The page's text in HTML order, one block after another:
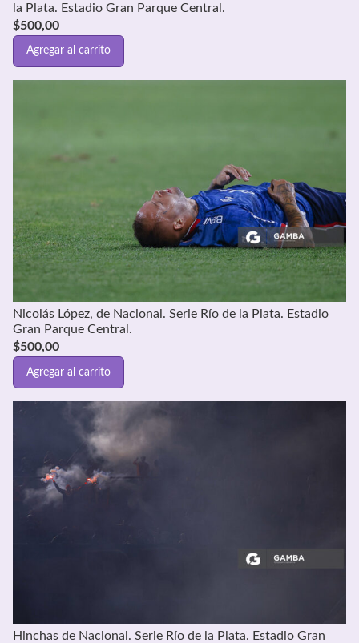
la Plata. Estadio Gran Parque Central.
$500,00
Agregar al carrito
Nicolás López, de Nacional. Serie Río de la Plata. Estadio
Gran Parque Central.
$500,00
Agregar al carrito
Hinchas de Nacional. Serie Río de la Plata. Estadio Gran